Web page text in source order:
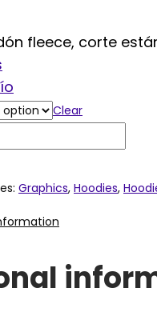
fleece, corte
Clear
Graphics, Hoodies,